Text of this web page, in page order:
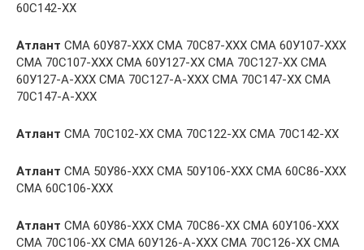
60С142-ХХ
Атлант СМА 60У87-ХХХ СМА 70С87-ХХХ СМА 60У107-ХХХ
СМА 70С107-ХХХ СМА 60У127-ХХ СМА 70С127-ХХ СМА
60У127-А-ХХХ СМА 70С127-А-ХХХ СМА 70С147-ХХ СМА
70С147-А-ХХХ
Атлант СМА 70С102-ХХ СМА 70С122-ХХ СМА 70С142-ХХ
Атлант СМА 50У86-ХХХ СМА 50У106-ХХХ СМА 60С86-ХХХ
СМА 60С106-ХХХ
Атлант СМА 60У86-ХХХ СМА 70С86-ХХ СМА 60У106-ХХХ
СМА 70С106-ХХ СМА 60У126-А-ХХХ СМА 70С126-ХХ СМА